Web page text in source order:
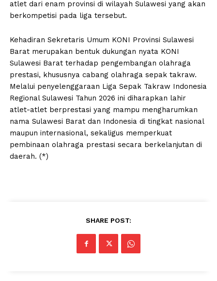
atlet dari enam provinsi di wilayah Sulawesi yang akan
berkompetisi pada liga tersebut.
Kehadiran Sekretaris Umum KONI Provinsi Sulawesi
Barat merupakan bentuk dukungan nyata KONI
Sulawesi Barat terhadap pengembangan olahraga
prestasi, khususnya cabang olahraga sepak takraw.
Melalui penyelenggaraan Liga Sepak Takraw Indonesia
Regional Sulawesi Tahun 2026 ini diharapkan lahir
atlet-atlet berprestasi yang mampu mengharumkan
nama Sulawesi Barat dan Indonesia di tingkat nasional
maupun internasional, sekaligus memperkuat
pembinaan olahraga prestasi secara berkelanjutan di
daerah. (*)
SHARE POST: